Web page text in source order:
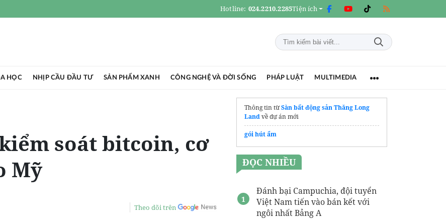
Hotline: 024.2210.2285Tiện ích
HỌC NHỊP CẦU ĐẦU TƯ SẢN PHẨM XANH CÔNG NGHỆ VÀ ĐỜI SỐNG PHÁP LUẬT MULTIMEDIA
soát bitcoin, cơ
Mỹ
Theo dõi trên
Thông tin từSàn bất động sản Thăng Long
Landvề dự án mới
gói hút ẩm
ĐỌC NHIỀU
Đánh bại Campuchia, đội tuyển
Việt Nam tiến vào bán kết với
ngôi nhất Bảng A